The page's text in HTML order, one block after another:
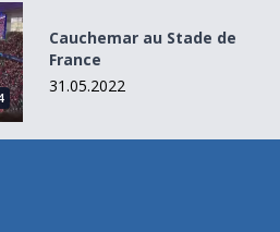
Cauchemar au Stade de
France
31.05.2022